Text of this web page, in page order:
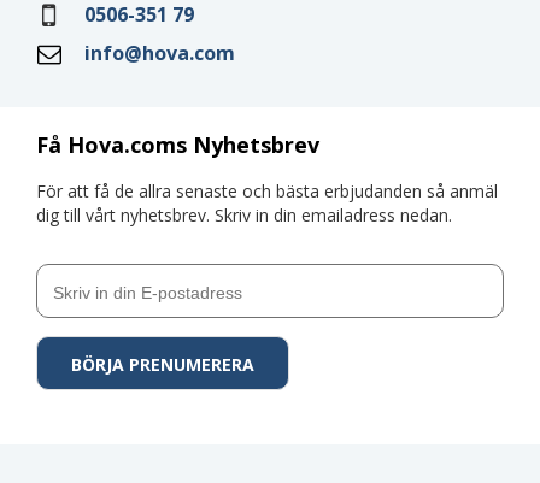
Få Hova.coms Nyhetsbrev
För att få de allra senaste och bästa erbjudanden så anmäl
dig till vårt nyhetsbrev. Skriv in din emailadress nedan.
0506-351 79
info@hova.com